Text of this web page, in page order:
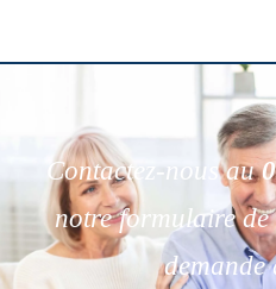
Contactez-nous au
notre formulaire
demande